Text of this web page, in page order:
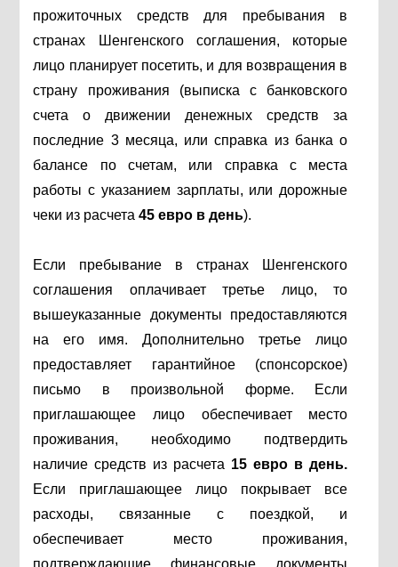
прожиточных средств для пребывания в
странах Шенгенского соглашения, которые
лицо планирует посетить, и для возвращения в
страну проживания (выписка с банковского
счета о движении денежных средств за
последние 3 месяца, или справка из банка о
балансе по счетам, или справка с места
работы с указанием зарплаты, или дорожные
чеки из расчета45 евро в день).
Если пребывание в странах Шенгенского
соглашения оплачивает третье лицо, то
вышеуказанные документы предоставляются
на его имя. Дополнительно третье лицо
предоставляет гарантийное (спонсорское)
письмо в произвольной форме. Если
приглашающее лицо обеспечивает место
проживания, необходимо подтвердить
наличие средств из расчета 15 евро в день.
Если приглашающее лицо покрывает все
расходы, связанные с поездкой, и
обеспечивает место проживания,